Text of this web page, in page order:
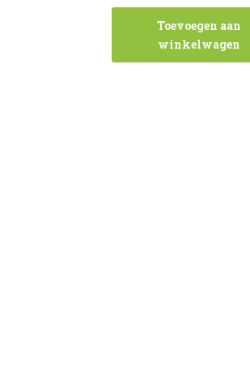
Toevoegen aan
winkelwagen